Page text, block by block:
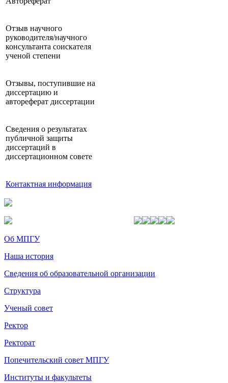
Отзыв научного
руководителя/научного
консультанта соискателя
ученой степени
Отзывы, поступившие на
диссертацию и
автореферат диссертации
Сведения о результатах
публичной защиты
диссертаций в
диссертационном совете
Контактная информация
Об МПГУ
Наша история
Сведения об образовательной организации
Структура
Ученый совет
Ректор
Ректорат
Попечительский совет МПГУ
Институты и факультеты